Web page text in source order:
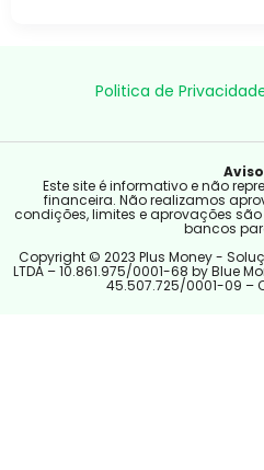
Politica de
Este site é informativo e não
financeira. Não realizamos
condições, limites e aprovações
bancos
Copyright © 2023 Plus Money -
LTDA – 10.861.975/0001-68 by Blue
45.507.725/0001-09 –